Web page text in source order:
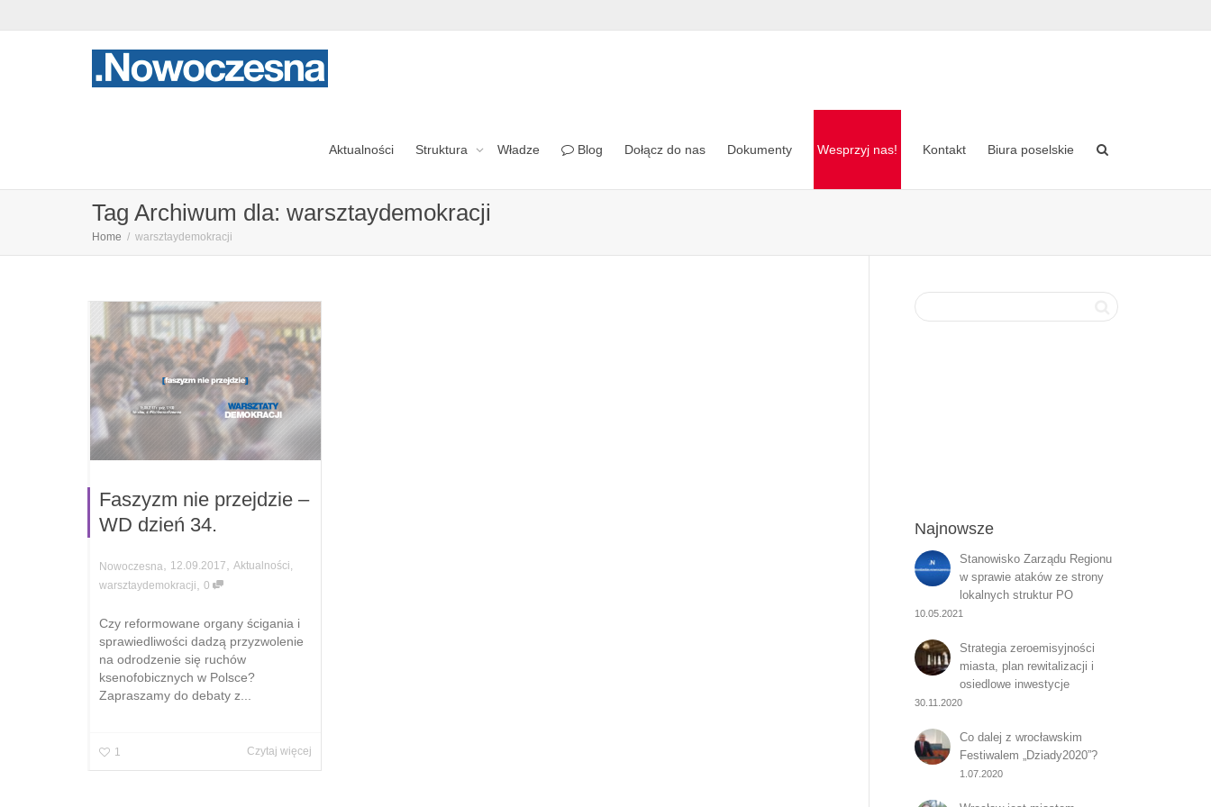
Aktualności Struktura Władze Blog Dołącz do nas Dokumenty Wesprzyj nas! Kontakt Biura poselskie
Tag Archiwum dla: warsztaydemokracji
Home warsztaydemokracji
Faszyzm nie przejdzie –
WD dzień 34.
Nowoczesna, 12.09.2017, Aktualności,
warsztaydemokracji
0
Czy reformowane organy ścigania i
sprawiedliwości dadzą przyzwolenie
na odrodzenie się ruchów
ksenofobicznych w Polsce?
Zapraszamy do debaty z...
1 Czytaj więcej
Najnowsze
Stanowisko Zarządu Regionu
w sprawie ataków ze strony
lokalnych struktur PO
10.05.2021
Strategia zeroemisyjności
miasta, plan rewitalizacji i
osiedlowe inwestycje
30.11.2020
Co dalej z wrocławskim
Festiwalem „Dziady2020”?
1.07.2020